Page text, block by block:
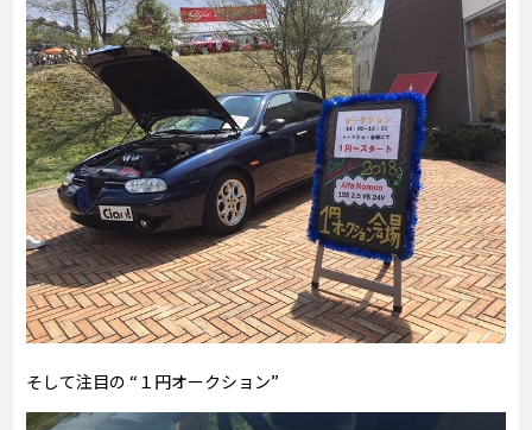
そして注目の “１円オークション”